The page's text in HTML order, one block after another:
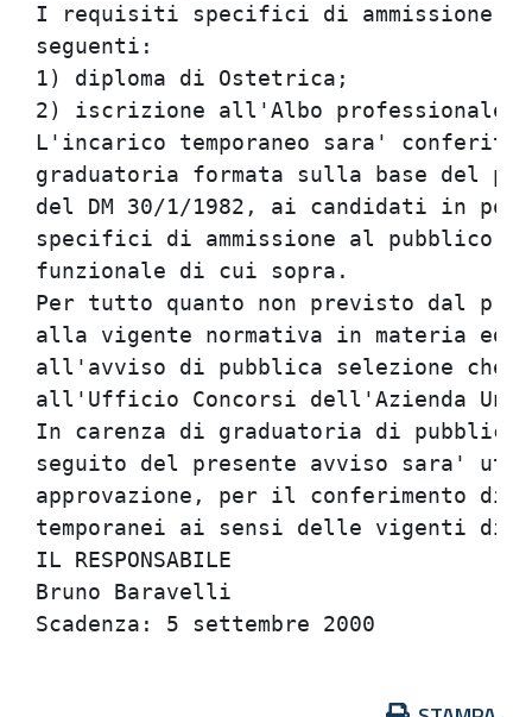
I requisiti specifici di
1) diploma
2) iscrizione
L'incarico temporaneo
graduatoria formata sulla
del DM 30/1/1982, ai
specifici di ammissione al
funzionale
Per tutto quanto non previsto
alla vigente normativa in
all'avviso di pubblica
all'Ufficio Concorsi
In carenza di graduatoria di
seguito del presente avviso
approvazione, per il
temporanei ai sensi delle
IL
Bruno